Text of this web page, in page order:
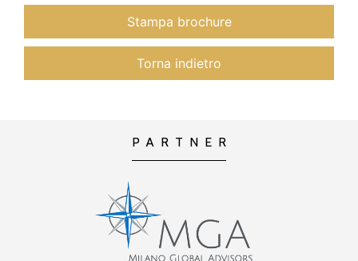
Stampa brochure
Torna indietro
PARTNER